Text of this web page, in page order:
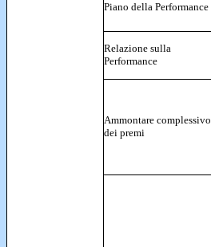
Piano della Performance
Relazione sulla
Performance
Ammontare complessivo
dei premi